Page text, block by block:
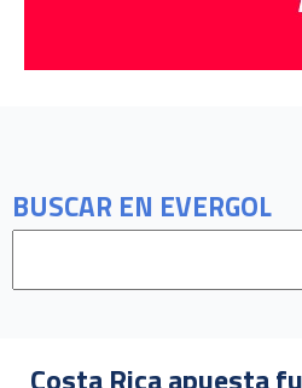
BUSCAR EN EVERGOL
Costa Rica apuesta